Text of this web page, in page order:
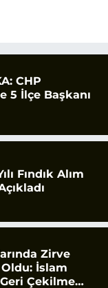
CHP
5 İlçe Başkanı
Fındık Alım
Zirve
İslam
Çekilme